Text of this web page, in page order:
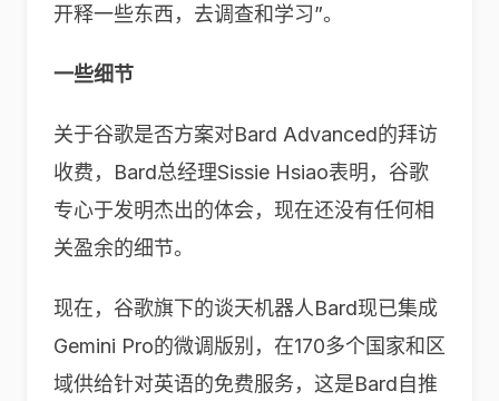
开释一些东西，去调查和学习”。
一些细节
关于谷歌是否方案对Bard Advanced的拜访
收费，Bard总经理Sissie Hsiao表明，谷歌
专心于发明杰出的体会，现在还没有任何相
关盈余的细节。
现在，谷歌旗下的谈天机器人Bard现已集成
Gemini Pro的微调版别，在170多个国家和区
域供给针对英语的免费服务，这是Bard自推